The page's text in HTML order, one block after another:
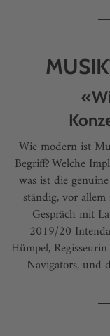
Wie modern ist
Begriff? Welche
was ist die
ständig, vor
Gespräch mit
2019/20
Hümpel,
Navigators, und